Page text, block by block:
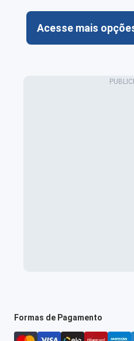
Acesse mais
Formas de Pagamento